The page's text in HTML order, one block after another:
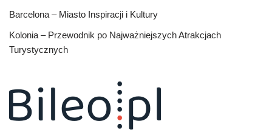
Barcelona – Miasto Inspiracji i Kultury
Kolonia – Przewodnik po Najważniejszych Atrakcjach
Turystycznych